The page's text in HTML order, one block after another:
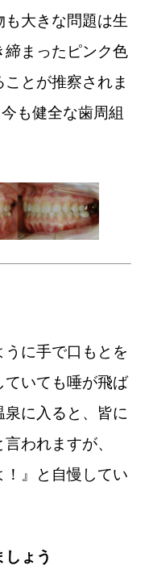
大きな問題は生
締まったピンク色
とが推察されま
も健全な歯周組
うに手で口もとを
ていても唾が飛ば
に入ると、皆に
われますが、
！』と自慢してい
ょう